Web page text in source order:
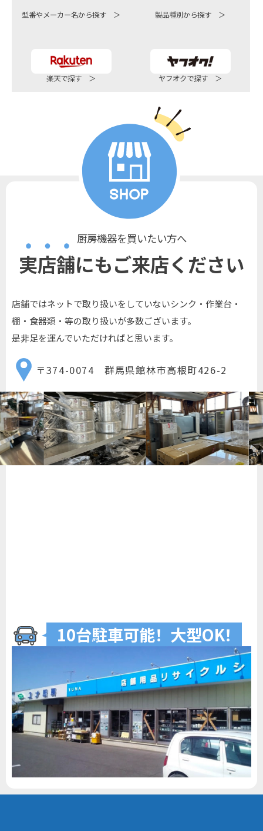
型番やメーカー名から探す ＞ 製品種別から探す ＞
楽天で探す ＞ ヤフオクで探す ＞
厨房機器を買いたい方へ
実店舗にもご来店ください
店舗ではネットで取り扱いをしていないシンク・作業台・
棚・食器類・等の取り扱いが多数ございます。
是非足を運んでいただければと思います。
〒374-0074 群馬県館林市高根町426-2
10台駐車可能！ 大型OK！